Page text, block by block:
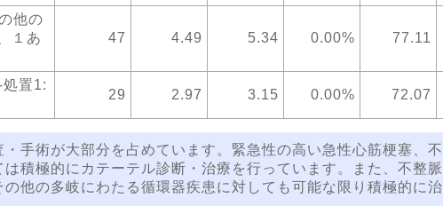
他の
１あ
47 4.49 5.34 0.00% 77.11
置1:
29 2.97 3.15 0.00% 72.07
手術が大部分を占めています。緊急性の高い急性心筋梗塞、不
積極的にカテーテル診断・治療を行っています。また、不整脈
他の多岐にわたる循環器疾患に対しても可能な限り積極的に治